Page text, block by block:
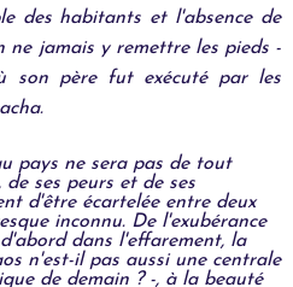
des habitants et l'absence de
ne jamais y remettre les pieds -
son père fut exécuté par les
pays ne sera pas de tout
ses peurs et de ses
d'être écartelée entre deux
inconnu. De l'exubérance
dans l'effarement, la
n'est-il pas aussi une centrale
de demain ? -, à la beauté